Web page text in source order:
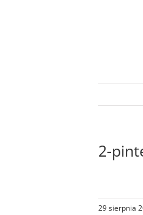
2-
29 sierpnia